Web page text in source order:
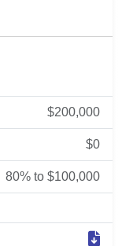
$200,000
$0
80% to $100,000